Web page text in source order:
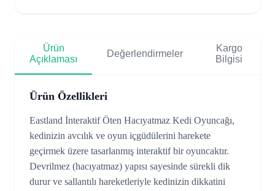
Ürün
Açıklaması
Değerlendirmeler
Kargo
Bilgisi
Ürün Özellikleri
Eastland İnteraktif Öten Hacıyatmaz Kedi Oyuncağı,
kedinizin avcılık ve oyun içgüdülerini harekete
geçirmek üzere tasarlanmış interaktif bir oyuncaktır.
Devrilmez (hacıyatmaz) yapısı sayesinde sürekli dik
durur ve sallantılı hareketleriyle kedinizin dikkatini